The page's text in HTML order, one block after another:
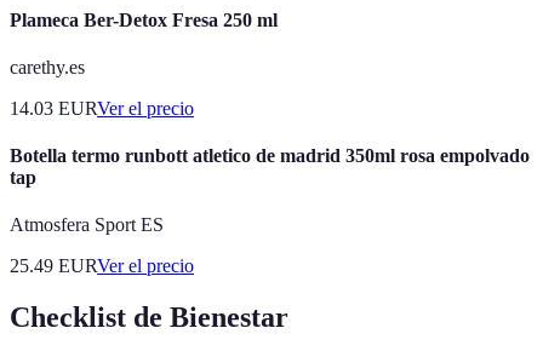
Plameca Ber-Detox Fresa 250 ml
carethy.es
14.03 EURVer el precio
Botella termo runbott atletico de madrid 350ml rosa empolvado
tap
Atmosfera Sport ES
25.49 EURVer el precio
Checklist de Bienestar